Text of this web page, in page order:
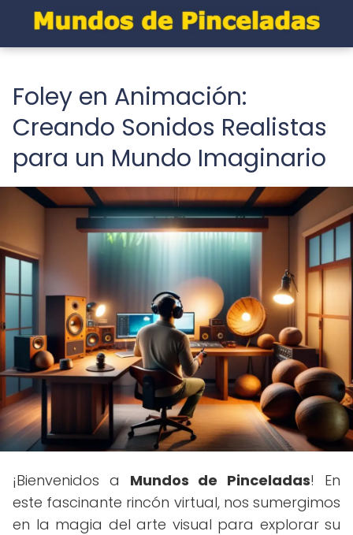
Foley en Animación:
Creando Sonidos Realistas
para un Mundo Imaginario
¡Bienvenidos a Mundos de Pinceladas! En
este fascinante rincón virtual, nos sumergimos
en la magia del arte visual para explorar su